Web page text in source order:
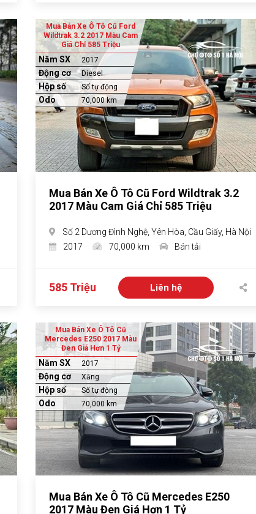
Mua Bán Xe Ô Tô Cũ Ford
Wildtrak 3.2 2017 Màu Cam
Giá Chỉ 585 Triệu
Năm SX 2017
Động cơ Diesel
Hộp số Số tự động
Odo 70,000 km
Mua Bán Xe Ô Tô Cũ Ford Wildtrak 3.2
2017 Màu Cam Giá Chỉ 585 Triệu
Số 2 Dương Đình Nghệ, Yên Hòa, Cầu Giấy, Hà Nội
2017
70,000 km Bán tải
585 Triệu Liên hệ
Mua Bán Xe Ô Tô Cũ
Mercedes E250 2017 Màu
Đen Giá Hơn 1 Tỷ
Năm SX 2017
Động cơ Xăng
Hộp số Số tự động
Odo 70,000 km
Mua Bán Xe Ô Tô Cũ Mercedes E250
2017 Màu Đen Giá Hơn 1 Tỷ